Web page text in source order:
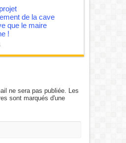
de la cave
que le maire
!
ne sera pas publiée. Les
sont marqués d'une